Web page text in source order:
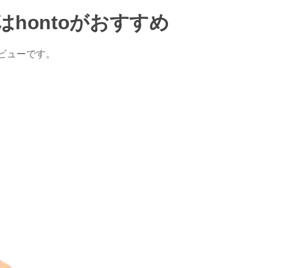
hontoがおすすめ
ーです。